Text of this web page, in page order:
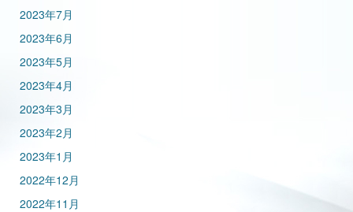
2023年7月
2023年6月
2023年5月
2023年4月
2023年3月
2023年2月
2023年1月
2022年12月
2022年11月